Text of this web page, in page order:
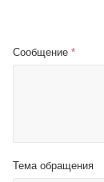
Сообщение *
Тема обращения